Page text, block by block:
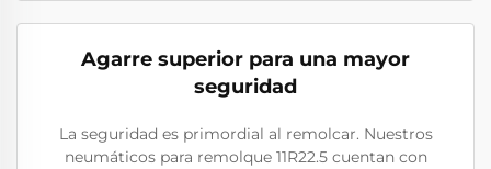
Agarre superior para una mayor
seguridad
La seguridad es primordial al remolcar. Nuestros
neumáticos para remolque 11R22.5 cuentan con